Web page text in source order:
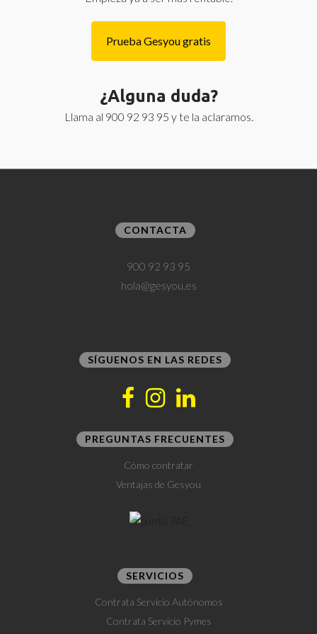
Prueba Gesyou gratis
¿Alguna duda?
Llama al 900 92 93 95 y te la aclaramos.
CONTACTA
900 92 93 95
hola@gesyou.es
SÍGUENOS EN LAS REDES
PREGUNTAS FRECUENTES
Cómo contratar
Ventajas de Gesyou
SERVICIOS
Contrata Servicio Autónomos
Contrata Servicio Pymes